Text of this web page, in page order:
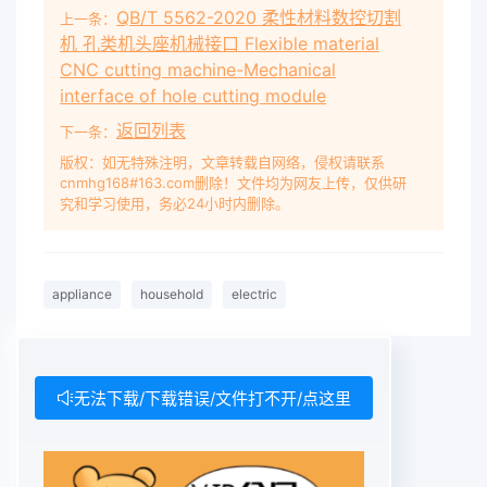
上一条： QB/T 5562-2020 柔性材料数控切割
机 孔类机头座机械接口 Flexible material
CNC cutting machine-Mechanical
interface of hole cutting module
下一条： 返回列表
版权：如无特殊注明，文章转载自网络，侵权请联系
cnmhg168#163.com删除！文件均为网友上传，仅供研
究和学习使用，务必24小时内删除。
appliance household electric
无法下载/下载错误/文件打不开/点这里